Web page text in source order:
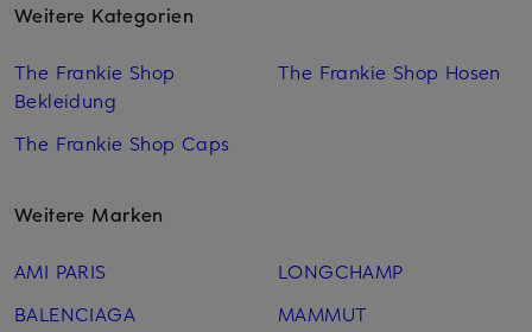
Weitere Kategorien
The Frankie Shop
Bekleidung
The Frankie Shop Caps
The Frankie Shop Hosen
Weitere Marken
AMI PARIS
BALENCIAGA
LONGCHAMP
MAMMUT